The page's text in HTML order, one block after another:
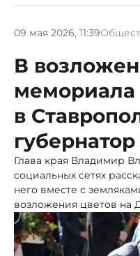
09 мая 2026, 11:39
В
мемориала
в
Глава края Владимир
социальных сетях
него вместе с
возложения цветов на